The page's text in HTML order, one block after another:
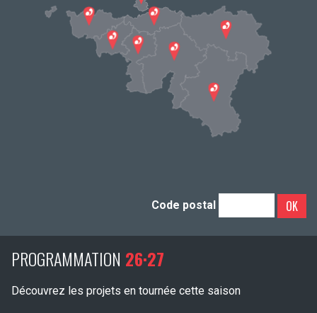
Code postal OK
PROGRAMMATION 26·27
Découvrez les projets en tournée cette saison